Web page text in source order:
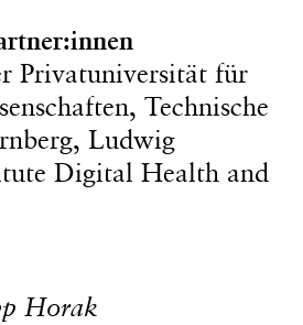
Privatuniversität für
Technische
Ludwig
Digital Health and
Horak